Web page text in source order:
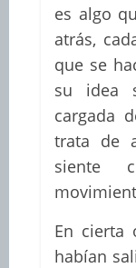
es algo
atrás,
que se
su idea
cargada
trata de
siente
En cierta
habían